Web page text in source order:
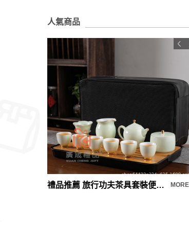
人氣商品
禮品推薦 旅行功夫茶具套裝便攜包功夫茶具陶瓷泡茶壺茶杯套